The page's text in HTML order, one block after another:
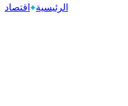
الأخبار:‬
الرئيسية اقتصاد